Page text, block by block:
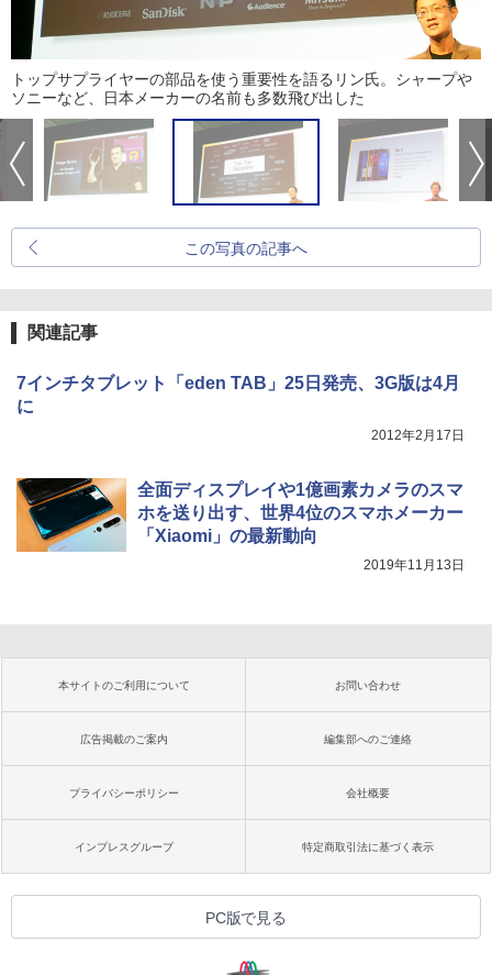
トップサプライヤーの部品を使う重要性を語るリン氏。シャープや
ソニーなど、日本メーカーの名前も多数飛び出した
この写真の記事へ
関連記事
7インチタブレット「eden TAB」25日発売、3G版は4月
に
2012年2月17日
全面ディスプレイや1億画素カメラのスマ
ホを送り出す、世界4位のスマホメーカー
「Xiaomi」の最新動向
2019年11月13日
本サイトのご利用について お問い合わせ
広告掲載のご案内 編集部へのご連絡
プライバシーポリシー 会社概要
インプレスグループ 特定商取引法に基づく表示
PC版で見る